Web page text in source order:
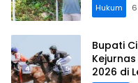
Hukum
Bupati
2026 di